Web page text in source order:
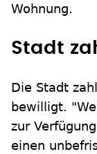
Wohnung.
Stadt
Die Stadt
bewilligt.
zur
einen